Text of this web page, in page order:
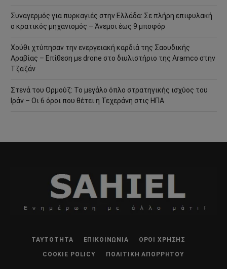
Συναγερμός για πυρκαγιές στην Ελλάδα: Σε πλήρη επιφυλακή
ο κρατικός μηχανισμός – Άνεμοι έως 9 μποφόρ
Χούθι χτύπησαν την ενεργειακή καρδιά της Σαουδικής
Αραβίας – Επίθεση με drone στο διυλιστήριο της Aramco στην
Τζαζάν
Στενά του Ορμούζ: Το μεγάλο όπλο στρατηγικής ισχύος του
Ιράν – Οι 6 όροι που θέτει η Τεχεράνη στις ΗΠΑ
ΤΑΥΤΌΤΗΤΑ ΕΠΙΚΟΙΝΩΝΊΑ ΌΡΟΙ ΧΡΉΣΗΣ
COOKIE POLICY ΠΟΛΙΤΙΚΉ ΑΠΟΡΡΉΤΟΥ